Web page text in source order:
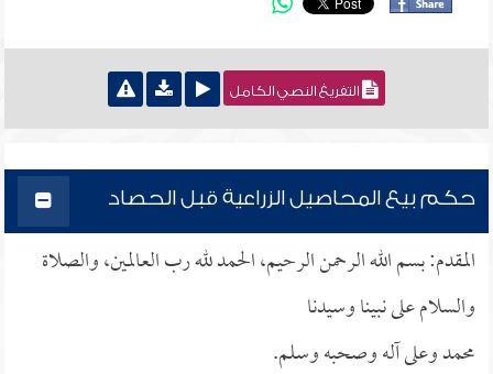
التفريغ النصي الكامل
حكم بيع المحاصيل الزراعية قبل الحصاد
المقدم: بسم الله الرحمن الرحيم، الحمد لله رب العالمين، والصلاة
والسلام على نبينا وسيدنا
محمد وعلى آله وصحبه وسلم.